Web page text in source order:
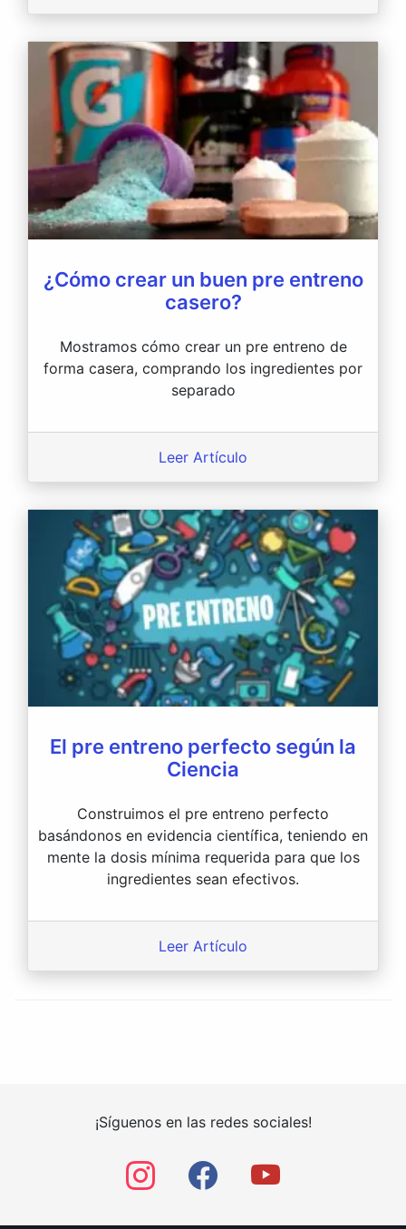
¿Cómo crear un buen pre entreno
casero?
Mostramos cómo crear un pre entreno de
forma casera, comprando los ingredientes por
separado
Leer Artículo
El pre entreno perfecto según la
Ciencia
Construimos el pre entreno perfecto
basándonos en evidencia científica, teniendo en
mente la dosis mínima requerida para que los
ingredientes sean efectivos.
Leer Artículo
¡Síguenos en las redes sociales!